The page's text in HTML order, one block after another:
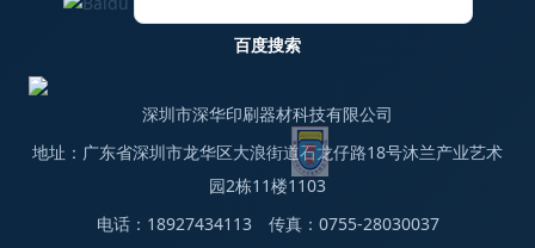
深圳市深华印刷器材科技有限公司
地址：广东省深圳市龙华区大浪街道石龙仔路18号沐兰产业艺术
园2栋11楼1103
电话：18927434113 传真：0755-28030037